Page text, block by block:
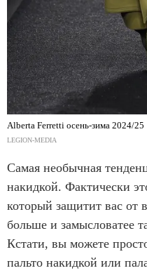
Alberta Ferretti осень-зима 2024/25
LEGION-MEDIA
Cамая необычная
накидкой. Фактически
который защитит вас от
больше и замысловатее
Кстати, вы можете
пальто накидкой или